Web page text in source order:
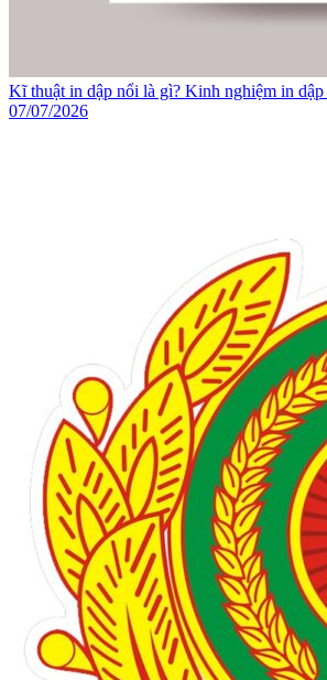
Kĩ thuật in dập nổi là gì? Kinh nghiệm in dập
07/07/2026